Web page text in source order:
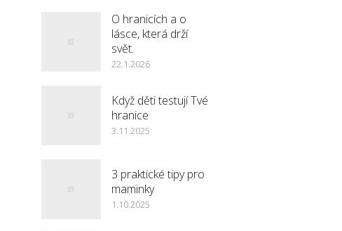
O hranicích a o
lásce, která drží
svět.
22.1.2026
Když děti testují Tvé
hranice
3.11.2025
3 praktické tipy pro
maminky
1.10.2025